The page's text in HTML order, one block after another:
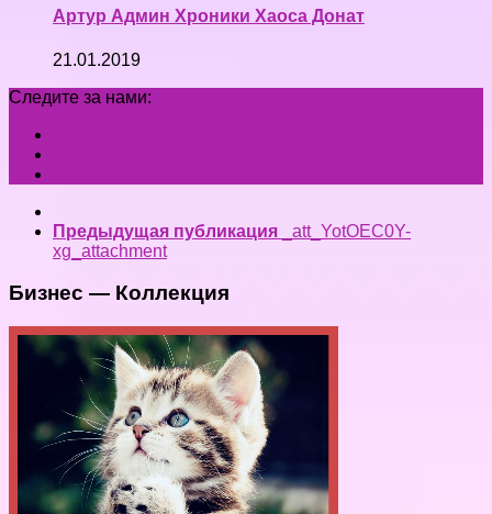
Артур Админ Хроники Хаоса Донат
21.01.2019
Следите за нами:
Предыдущая публикация
_att_YotOEC0Y-
xg_attachment
Бизнес — Коллекция